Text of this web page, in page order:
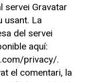
servei Gravatar
usant. La
del servei
aquí:
privacy/.
el comentari, la